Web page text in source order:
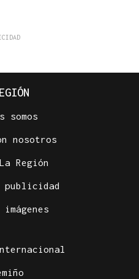
somos
nosotros
Región
publicidad